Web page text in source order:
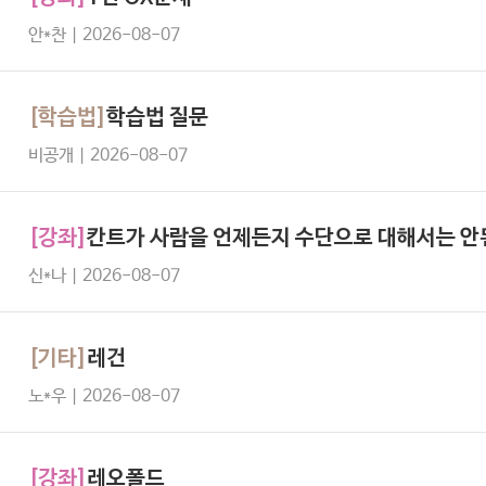
안*찬 | 2026-08-07
[학습법] 학습법 질문
비공개 | 2026-08-07
[강좌] 칸트가 사람을 언제든지 수단으로 대해서는 안
신*나 | 2026-08-07
[기타] 레건
노*우 | 2026-08-07
[강좌] 레오폴드